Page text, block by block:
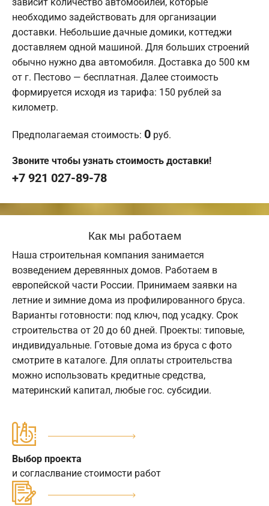
зависит количество автомобилей, которые
необходимо задействовать для организации
доставки. Небольшие дачные домики, коттеджи
доставляем одной машиной. Для больших строений
обычно нужно два автомобиля. Доставка до 500 км
от г. Пестово — бесплатная. Далее стоимость
формируется исходя из тарифа: 150 рублей за
километр.
Предполагаемая стоимость: 0 руб.
Звоните чтобы узнать стоимость доставки!
+7 921 027-89-78
Как мы работаем
Наша строительная компания занимается
возведением деревянных домов. Работаем в
европейской части России. Принимаем заявки на
летние и зимние дома из профилированного бруса.
Варианты готовности: под ключ, под усадку. Срок
строительства от 20 до 60 дней. Проекты: типовые,
индивидуальные. Готовые дома из бруса с фото
смотрите в каталоге. Для оплаты строительства
можно использовать кредитные средства,
материнский капитал, любые гос. субсидии.
Выбор проекта
и согласлвание стоимости работ